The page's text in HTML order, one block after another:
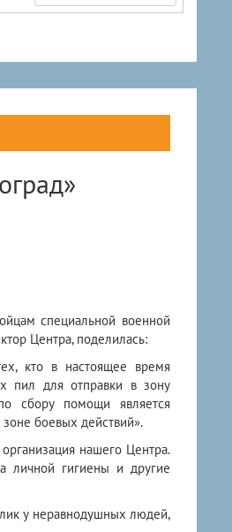
специальной военной
Центра, поделилась:
кто в настоящее время
пил для отправки в зону
сбору помощи является
боевых действий».
нашего Центра.
личной гигиены и другие
у неравнодушных людей,